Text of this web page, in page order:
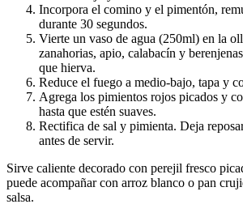
Incorpora el comino y el pimentón,
durante 30 segundos.
Vierte un vaso de agua (250ml) en la
zanahorias, apio, calabacín y
que hierva.
Reduce el fuego a medio-bajo, tapa y
Agrega los pimientos rojos picados y
hasta que estén suaves.
Rectifica de sal y pimienta. Deja
antes de servir.
Sirve caliente decorado con perejil fresco
puede acompañar con arroz blanco o pan
salsa.